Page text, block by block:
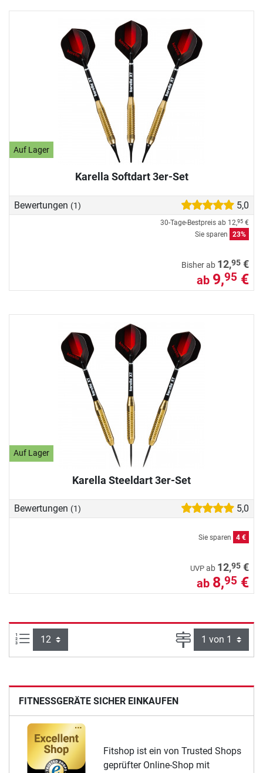
Auf Lager
Karella Softdart 3er-Set
Bewertungen (1) 5,0
30-Tage-Bestpreis ab 12,95 €
Sie sparen
23%
Bisher ab 12,95 €
ab 9,95 €
Auf Lager
Karella Steeldart 3er-Set
Bewertungen (1) 5,0
Sie sparen 4 €
UVP ab 12,95 €
ab 8,95 €
Artikel pro Seite: Seite
FITNESSGERÄTE SICHER EINKAUFEN
Fitshop ist ein von Trusted Shops
geprüfter Online-Shop mit